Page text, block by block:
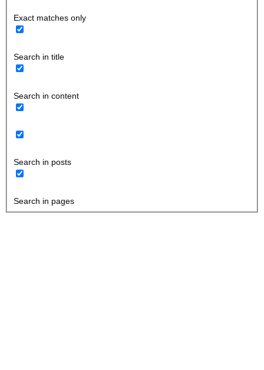
Exact matches only
Search in title
Search in content
Search in posts
Search in pages